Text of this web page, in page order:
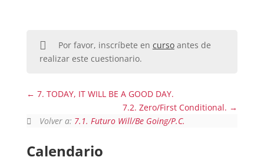
Por favor, inscríbete en cursoantes de
realizar este cuestionario.
7. TODAY, IT WILL BE A GOOD DAY.
7.2. Zero/First Conditional.
Volver a: 7.1. Futuro Will/Be Going/P.C.
Calendario